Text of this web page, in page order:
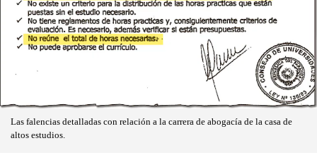
Las falencias detalladas con relación a la carrera de abogacía de la casa de
altos estudios.